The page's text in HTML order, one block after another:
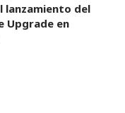
lanzamiento del
Upgrade en